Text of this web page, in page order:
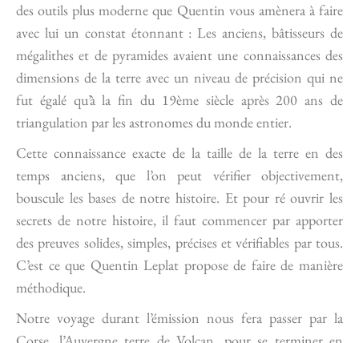
des outils plus moderne que Quentin vous amènera à faire
avec lui un constat étonnant : Les anciens, bâtisseurs de
mégalithes et de pyramides avaient une connaissances des
dimensions de la terre avec un niveau de précision qui ne
fut égalé qu’à la fin du 19ème siècle après 200 ans de
triangulation par les astronomes du monde entier.
Cette connaissance exacte de la taille de la terre en des
temps anciens, que l’on peut vérifier objectivement,
bouscule les bases de notre histoire. Et pour ré ouvrir les
secrets de notre histoire, il faut commencer par apporter
des preuves solides, simples, précises et vérifiables par tous.
C’est ce que Quentin Leplat propose de faire de manière
méthodique.
Notre voyage durant l’émission nous fera passer par la